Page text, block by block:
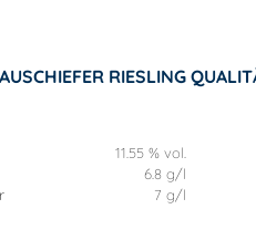
RIESLING
11.55 % vol.
6.8 g/l
7 g/l